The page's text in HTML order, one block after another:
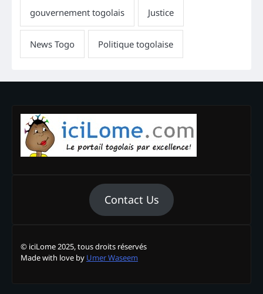
Contact Us
© iciLome 2025, tous droits réservés
Made with love by Umer Waseem